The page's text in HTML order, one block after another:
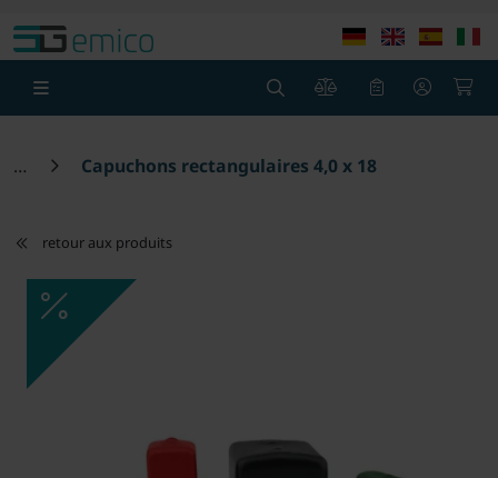
Capuchons rectangulaires 4,0 x 18
retour aux produits